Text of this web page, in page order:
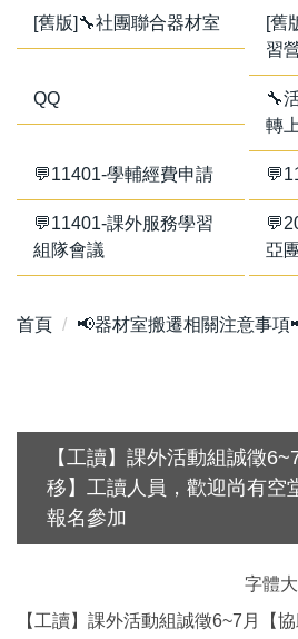
[舊版]🔧社團聯合器材室
[舊
習
QQ
🔧
轉
💬11401-學輔經費申請
💬11401-課外服務學習
組隊會議
亞
首頁 📢器材室搬遷相關注意事項
【工讀】課外活動組誠徵
移】工讀人員，歡迎尚有空
報名參加
字體
【工讀】課外活動組誠徵6~7月【